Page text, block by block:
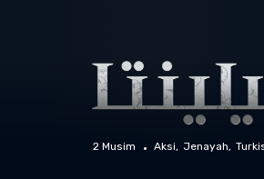
2 Musim Aksi Jenayah